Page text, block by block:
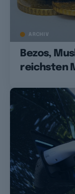
ARCHIV
Bezos,
reichsten